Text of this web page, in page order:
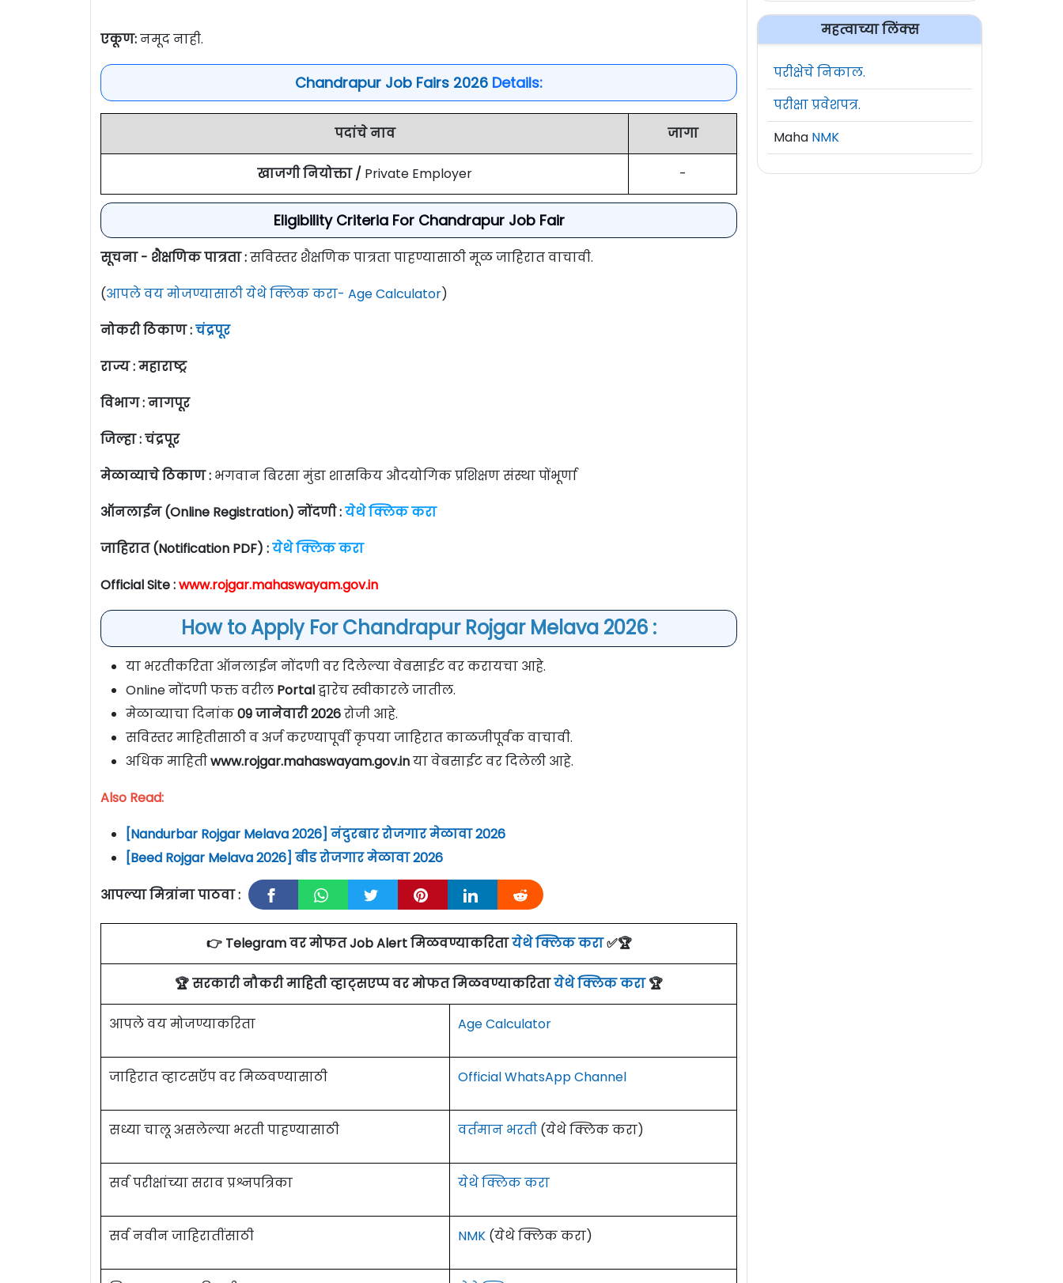
एकूण:नमूद नाही.
Chandrapur Job Fairs 2026 Details:
पदांचे नाव जागा
खाजगी नियोक्ता / Private Employer -
Eligibility Criteria For Chandrapur Job Fair
सूचना - शैक्षणिक पात्रता :सविस्तर शैक्षणिक पात्रता पाहण्यासाठी मूळ जाहिरात वाचावी.
(आपले वय मोजण्यासाठी येथे क्लिक करा- Age Calculator)
नोकरी ठिकाण :चंद्रपूर
राज्य : महाराष्ट्र
विभाग : नागपूर
जिल्हा : चंद्रपूर
मेळाव्याचे ठिकाण : भगवान बिरसा मुंडा शासकिय औदयोगिक प्रशिक्षण संस्था पोंभूर्णा
ऑनलाईन (Online Registration) नोंदणी :येथे क्लिक करा
जाहिरात (Notification PDF) :येथे क्लिक करा
Official Site :www.rojgar.mahaswayam.gov.in
How to Apply For Chandrapur Rojgar Melava 2026 :
या भरतीकरिता ऑनलाईन नोंदणी वर दिलेल्या वेबसाईट वर करायचा आहे.
Online नोंदणी फक्त वरील Portalद्वारेच स्वीकारले जातील.
मेळाव्याचा दिनांक09 जानेवारी 2026रोजी आहे.
सविस्तर माहितीसाठी व अर्ज करण्यापूर्वी कृपया जाहिरात काळजीपूर्वक वाचावी.
अधिक माहितीwww.rojgar.mahaswayam.gov.inया वेबसाईट वर दिलेली आहे.
Also Read:
[Nandurbar Rojgar Melava 2026] नंदुरबार रोजगार मेळावा 2026
[Beed Rojgar Melava 2026] बीड रोजगार मेळावा 2026
आपल्या मित्रांना पाठवा :
👉 Telegram वर मोफत Job Alert मिळवण्याकरितायेथे क्लिक करा✅🏆
🏆 सरकारी नौकरी माहिती व्हाट्सएप्प वर मोफत मिळवण्याकरितायेथे क्लिक करा🏆
आपले वय मोजण्याकरिता Age Calculator
जाहिरात व्हाटसऍप वर मिळवण्यासाठी Official WhatsApp Channel
सध्या चालू असलेल्या भरती पाहण्यासाठी वर्तमान भरती (येथे क्लिक करा)
सर्व परीक्षांच्या सराव प्रश्नपत्रिका येथे क्लिक करा
सर्व नवीन जाहिरातींसाठी NMK (येथे क्लिक करा)
महत्वाच्या लिंक्स
परीक्षेचे निकाल.
परीक्षा प्रवेशपत्र.
Maha NMK